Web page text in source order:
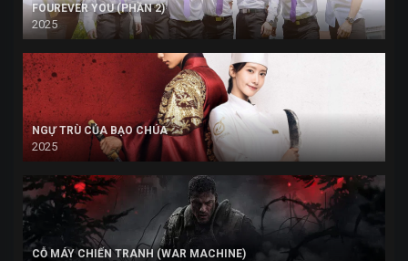
FOUREVER YOU (PHẦN 2)
2025
NGỰ TRÙ CỦA BẠO CHÚA
2025
CỖ MÁY CHIẾN TRANH (WAR MACHINE)